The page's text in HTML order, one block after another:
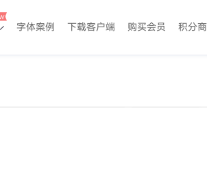
字体案例 下载客户端 购买会员 积分